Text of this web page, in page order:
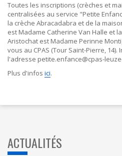
Toutes les inscriptions (crèches et
centralisées au service "Petite
la crèche Abracadabra et de la
est Madame Catherine Van Halle et
Aristochat est Madame Perinne
vous au CPAS (Tour Saint-Pierre, 14).
l'adresse petite.enfance@cpas-
Plus d'infos ici.
ACTUALITÉS